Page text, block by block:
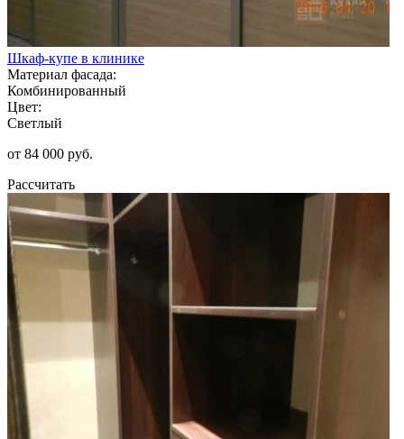
Шкаф-купе в клинике
Материал фасада:
Комбинированный
Цвет:
Светлый
от 84 000 руб.
Рассчитать